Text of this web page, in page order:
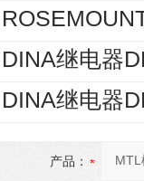
DINA继电器
DINA继电器
产品：